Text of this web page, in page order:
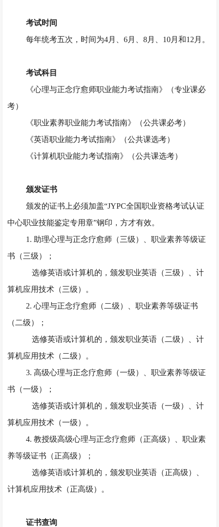
考试时间
每年统考五次，时间为4月、6月、8月、10月和12月。
考试科目
《心理与正念疗愈师职业能力考试指南》（专业课必
考）
《职业素养职业能力考试指南》（公共课必考）
《英语职业能力考试指南》（公共课选考）
《计算机职业能力考试指南》（公共课选考）
颁发证书
颁发的证书上必须加盖“JYPC全国职业资格考试认证
中心职业技能鉴定专用章”钢印，方才有效。
1. 助理心理与正念疗愈师（三级）、职业素养等级证
书（三级）；
选修英语或计算机的，颁发职业英语（三级）、计
算机应用技术（三级）。
2. 心理与正念疗愈师（二级）、职业素养等级证书
（二级）；
选修英语或计算机的，颁发职业英语（二级）、计
算机应用技术（二级）。
3. 高级心理与正念疗愈师（一级）、职业素养等级证
书（一级）；
选修英语或计算机的，颁发职业英语（一级）、计
算机应用技术（一级）。
4. 教授级高级心理与正念疗愈师（正高级）、职业素
养等级证书（正高级）；
选修英语或计算机的，颁发职业英语（正高级）、
计算机应用技术（正高级）。
证书查询